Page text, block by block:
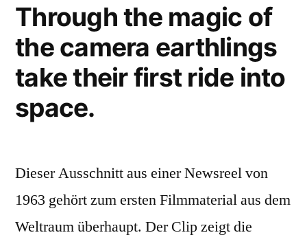
Hut
Through the magic of
the camera earthlings
take their first ride into
space.
Dieser Ausschnitt aus einer Newsreel von
1963 gehört zum ersten Filmmaterial aus dem
Weltraum überhaupt. Der Clip zeigt die